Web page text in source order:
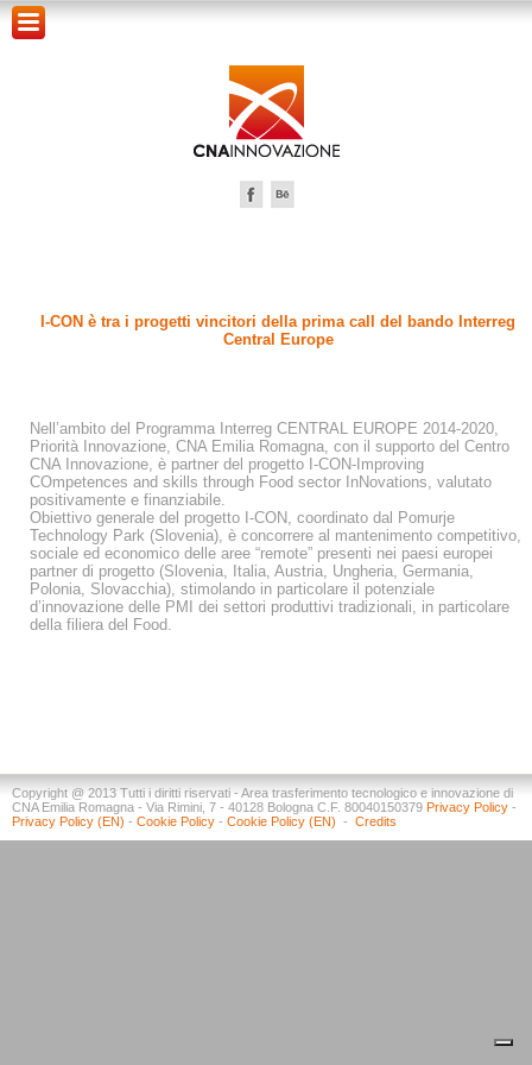
I-CON è tra i progetti vincitori della prima call del bando Interreg
Central Europe
Nell’ambito del Programma Interreg CENTRAL EUROPE 2014-2020,
Priorità Innovazione, CNA Emilia Romagna, con il supporto del Centro
CNA Innovazione, è partner del progetto I-CON-Improving
COmpetences and skills through Food sector InNovations, valutato
positivamente e finanziabile.
Obiettivo generale del progetto I-CON, coordinato dal Pomurje
Technology Park (Slovenia), è concorrere al mantenimento competitivo,
sociale ed economico delle aree “remote” presenti nei paesi europei
partner di progetto (Slovenia, Italia, Austria, Ungheria, Germania,
Polonia, Slovacchia), stimolando in particolare il potenziale
d’innovazione delle PMI dei settori produttivi tradizionali, in particolare
della filiera del Food.
Copyright @ 2013 Tutti i diritti riservati - Area trasferimento tecnologico e innovazione di
CNA Emilia Romagna - Via Rimini, 7 - 40128 Bologna C.F. 80040150379 Privacy Policy -
Privacy Policy (EN) - Cookie Policy - Cookie Policy (EN) - Credits